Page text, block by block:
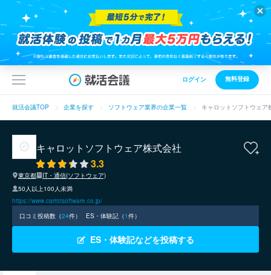
ログイン 無料登録
就活会議TOP 企業を探す ソフトウェア業界の企業一覧 キャロットソフトウェ
キャロットソフトウェア株式会社
3.3
東京都
IT・通信(ソフトウェア)
50人以上100人未満
https://www.carrotsoftware.co.jp/
口コミ投稿数（24件） ES・体験記（1件）
ES・体験記などを投稿する